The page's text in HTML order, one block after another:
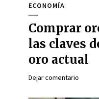
ECONOMÍA
Comprar
las claves
oro actual
Dejar comentario